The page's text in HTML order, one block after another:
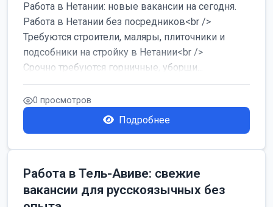
Работа в Нетании: новые вакансии на сегодня.
Работа в Нетании без посредников<br />
Требуются строители, маляры, плиточники и
подсобники на стройку в Нетании<br />
Срочно требуются горничные, уборщи...
0 просмотров
Подробнее
Работа в Тель-Авиве: свежие
вакансии для русскоязычных без